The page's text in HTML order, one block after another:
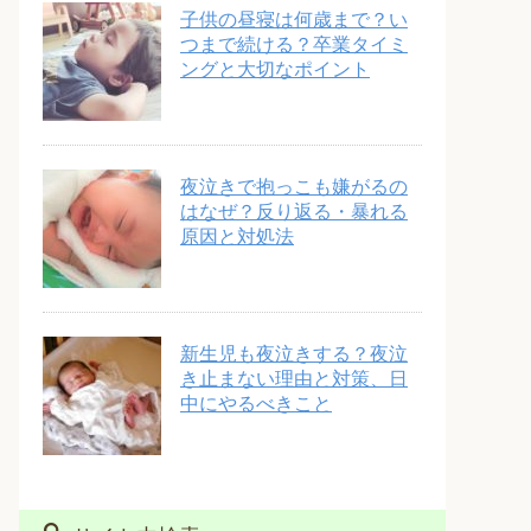
子供の昼寝は何歳まで？い
つまで続ける？卒業タイミ
ングと大切なポイント
夜泣きで抱っこも嫌がるの
はなぜ？反り返る・暴れる
原因と対処法
新生児も夜泣きする？夜泣
き止まない理由と対策、日
中にやるべきこと